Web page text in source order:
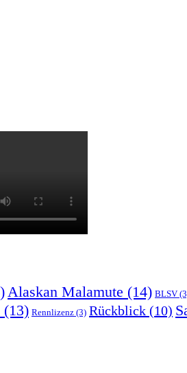
Alaskan Malamute (14) BLSV
(13) Rennlizenz (3) Rückblick (10)